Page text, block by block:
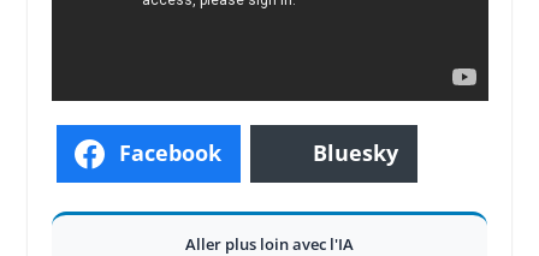
Facebook Bluesky
Aller plus loin avec l'IA